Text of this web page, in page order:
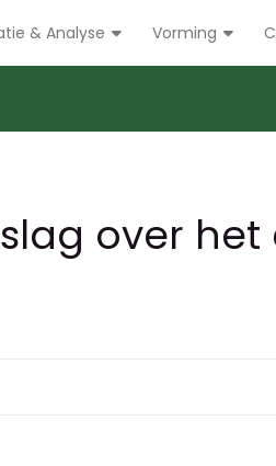
& Analyse Vorming
over het